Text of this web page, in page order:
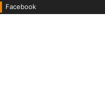
Facebook